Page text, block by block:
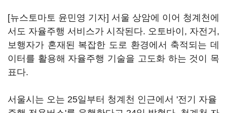
[뉴스토마토 윤민영 기자] 서울 상암에 이어 청계천에
서도 자율주행 서비스가 시작된다. 오토바이, 자전거,
보행자가 혼재된 복잡한 도로 환경에서 축적되는 데
이터를 활용해 자율주행 기술을 고도화 하는 것이 목
표다.
서울시는 오는 25일부터 청계천 인근에서 '전기 자율